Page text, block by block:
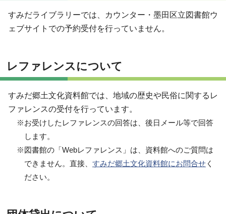
すみだライブラリーでは、カウンター・墨田区立図書館ウ
ェブサイトでの予約受付を行っていません。
レファレンスについて
すみだ郷土文化資料館では、地域の歴史や民俗に関するレ
ファレンスの受付を行っています。
※お受けしたレファレンスの回答は、後日メール等で回答
します。
※図書館の「Webレファレンス」は、資料館へのご質問は
できません。直接、 すみだ郷土文化資料館にお問合せ く
ださい。